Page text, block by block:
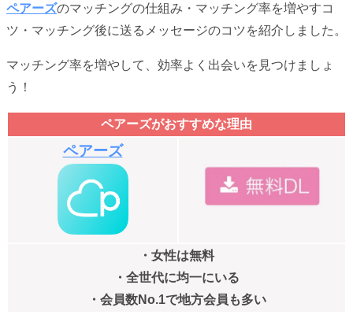
ペアーズのマッチングの仕組み・マッチング率を増やすコ
ツ・マッチング後に送るメッセージのコツを紹介しました。
マッチング率を増やして、効率よく出会いを見つけましょ
う！
ペアーズがおすすめな理由
ペアーズ
・女性は無料
・全世代に均一にいる
・会員数No.1で地方会員も多い